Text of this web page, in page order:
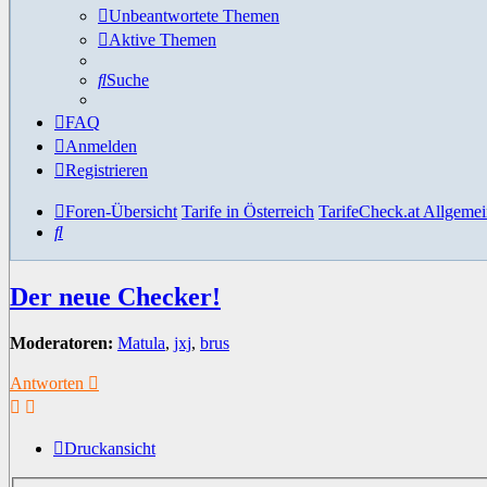
Unbeantwortete Themen
Aktive Themen
Suche
FAQ
Anmelden
Registrieren
Foren-Übersicht Tarife in Österreich TarifeCheck.at
Suche
Der neue Checker!
Moderatoren: Matula, jxj, brus
Antworten
Druckansicht